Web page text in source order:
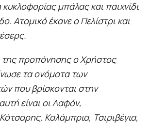
μπάλας και παιχνίδι
Ατομικό έκανε ο Πελίστρι και
της προπόνησης ο Χρήστος
τα ονόματα των
που βρίσκονται στην
είναι οι Λαφόν,
Καλάμπρια, Τσιριβέγια,